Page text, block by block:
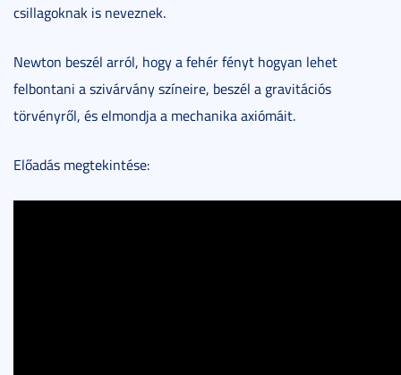
csillagoknak is neveznek.
Newton beszél arról, hogy a fehér fényt hogyan lehet
felbontani a szivárvány színeire, beszél a gravitációs
törvényről, és elmondja a mechanika axiómáit.
Előadás megtekintése: